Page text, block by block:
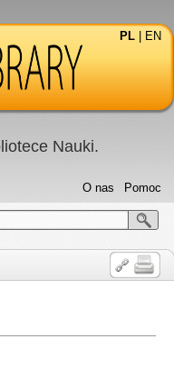
PL EN
Nauki.
Pomoc
O nas